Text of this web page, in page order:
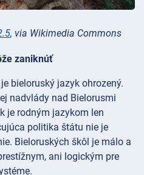
, via Wikimedia Commons
zaniknúť
bieloruský jazyk ohrozený.
nadvlády nad Bielorusmi
je rodným jazykom len
politika štátu nie je
Bieloruských škôl je málo a
ani logickým pre